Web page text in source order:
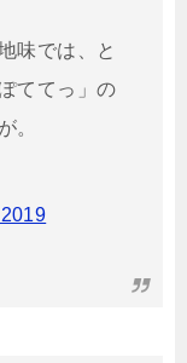
味では、と
ててっ」の
。